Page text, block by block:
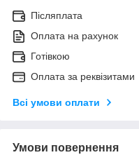
Післяплата
Оплата на рахунок
Готівкою
Оплата за реквізитами
Всі умови оплати
Умови повернення